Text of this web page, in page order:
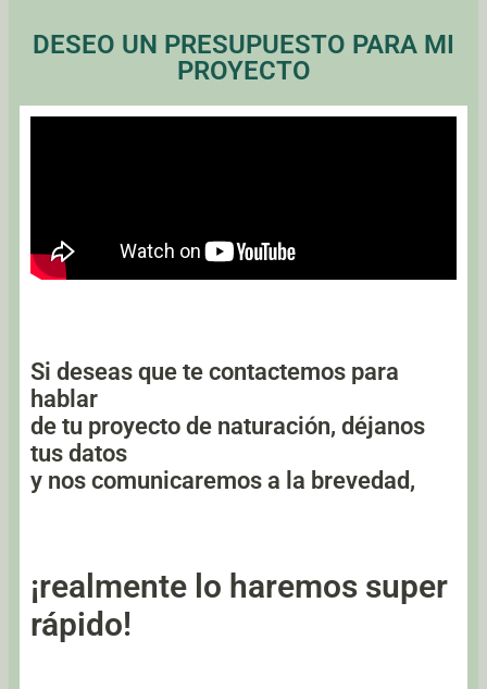
DESEO UN PRESUPUESTO PARA MI
PROYECTO
Si deseas que te contactemos para
hablar
de tu proyecto de naturación, déjanos
tus datos
y nos comunicaremos a la brevedad,
¡realmente lo haremos super
rápido!